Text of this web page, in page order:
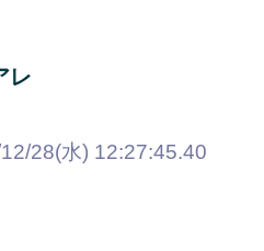
レ
28(水) 12:27:45.40